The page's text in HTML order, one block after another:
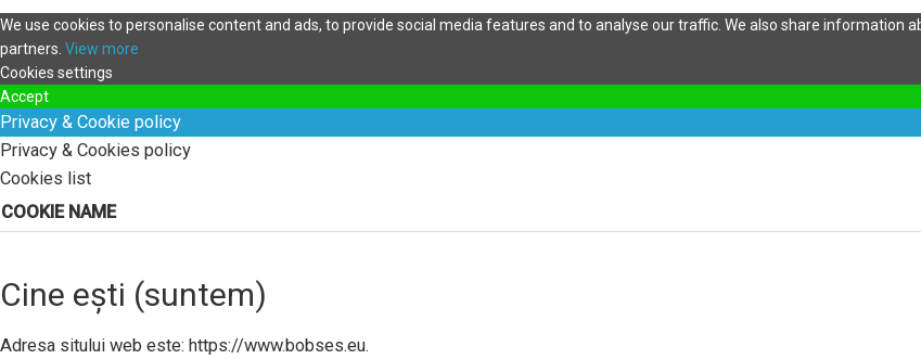
We use cookies to personalise content and ads, to provide social media features and to analyse our traffic. We also share information
partners. View more
Cookies settings
Accept
Privacy & Cookie policy
Privacy & Cookies policy
Cookies list
COOKIE NAME
Cine ești (suntem)
Adresa sitului web este: https://www.bobses.eu.